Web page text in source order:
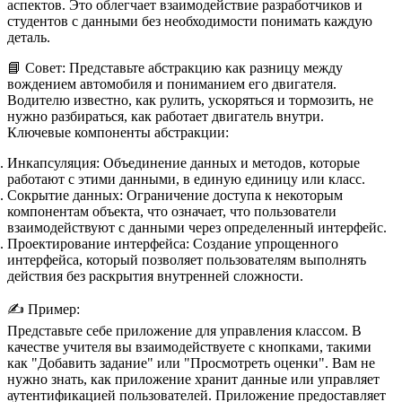
аспектов. Это облегчает взаимодействие разработчиков и
студентов с данными без необходимости понимать каждую
деталь.
📘 Совет: Представьте абстракцию как разницу между
вождением автомобиля и пониманием его двигателя.
Водителю известно, как рулить, ускоряться и тормозить, не
нужно разбираться, как работает двигатель внутри.
Ключевые компоненты абстракции:
Инкапсуляция: Объединение данных и методов, которые
работают с этими данными, в единую единицу или класс.
Сокрытие данных: Ограничение доступа к некоторым
компонентам объекта, что означает, что пользователи
взаимодействуют с данными через определенный интерфейс.
Проектирование интерфейса: Создание упрощенного
интерфейса, который позволяет пользователям выполнять
действия без раскрытия внутренней сложности.
✍️ Пример:
Представьте себе приложение для управления классом. В
качестве учителя вы взаимодействуете с кнопками, такими
как "Добавить задание" или "Просмотреть оценки". Вам не
нужно знать, как приложение хранит данные или управляет
аутентификацией пользователей. Приложение предоставляет